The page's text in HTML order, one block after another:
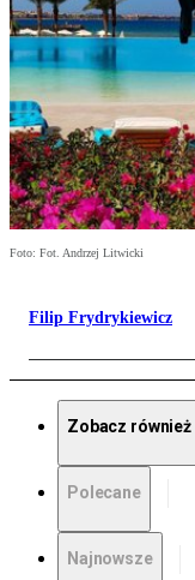
Foto: Fot. Andrzej Litwicki
Filip Frydrykiewicz
Zobacz również
Polecane
Najnowsze